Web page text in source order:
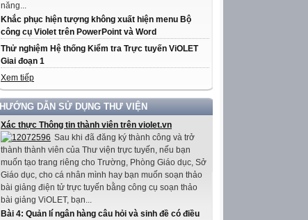
năng...
Khắc phục hiện tượng không xuất hiện menu Bộ
công cụ Violet trên PowerPoint và Word
Thử nghiệm Hệ thống Kiểm tra Trực tuyến ViOLET
Giai đoạn 1
Xem tiếp
HƯỚNG DẪN SỬ DỤNG THƯ VIỆN
Xác thực Thông tin thành viên trên violet.vn
Sau khi đã đăng ký thành công và trở
thành thành viên của Thư viện trực tuyến, nếu bạn
muốn tạo trang riêng cho Trường, Phòng Giáo dục, Sở
Giáo dục, cho cá nhân mình hay bạn muốn soạn thảo
bài giảng điện tử trực tuyến bằng công cụ soạn thảo
bài giảng ViOLET, bạn...
Bài 4: Quản lí ngân hàng câu hỏi và sinh đề có điều